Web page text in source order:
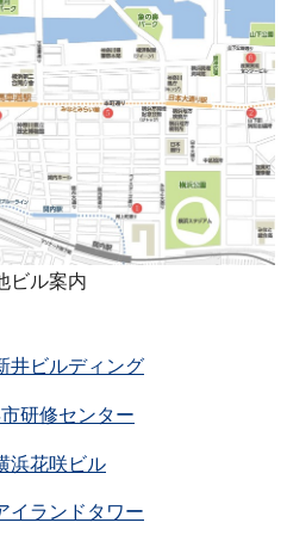
ビル案内
井ビルディング
市研修センター
浜花咲ビル
イランドタワー